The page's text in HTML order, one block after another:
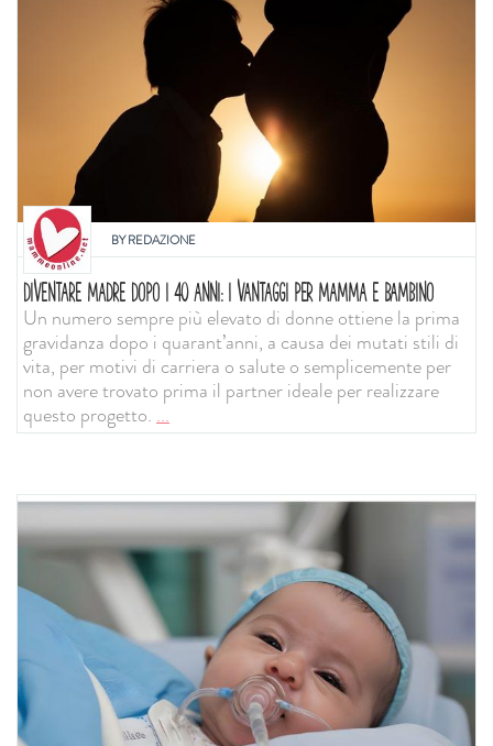
BYREDAZIONE
DIVENTARE MADRE DOPO I 40 ANNI: I VANTAGGI PER MAMMA E BAMBINO
Un numero sempre più elevato di donne ottiene la prima
gravidanza dopo i quarant’anni, a causa dei mutati stili di
vita, per motivi di carriera o salute o semplicemente per
non avere trovato prima il partner ideale per realizzare
questo progetto....